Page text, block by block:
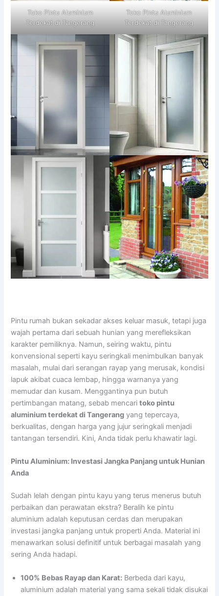
Toko Pintu Aluminium
Terdekat di Tangerang
Toko Pintu Aluminium
Terdekat di Tangerang
Pintu rumah bukan sekadar akses keluar masuk, tetapi juga
wajah pertama dari sebuah hunian yang merefleksikan
karakter pemiliknya. Namun, seiring waktu, pintu
konvensional seperti kayu seringkali menimbulkan banyak
masalah, mulai dari serangan rayap yang merusak, kondisi
lapuk akibat cuaca lembap, hingga warnanya yang
memudar dan kusam. Menggantinya pun butuh
pertimbangan matang, sebab mencaritoko pintu
aluminium terdekat di Tangerang yang tepercaya,
berkualitas, dengan harga yang jujur seringkali menjadi
tantangan tersendiri. Kini, Anda tidak perlu khawatir lagi.
Pintu Aluminium: Investasi Jangka Panjang untuk Hunian
Anda
Sudah lelah dengan pintu kayu yang terus menerus butuh
perbaikan dan perawatan ekstra? Beralih ke pintu
aluminium adalah keputusan cerdas dan merupakan
investasi jangka panjang untuk properti Anda. Material ini
menawarkan solusi definitif untuk berbagai masalah yang
sering Anda hadapi.
100% Bebas Rayap dan Karat: Berbeda dari kayu,
aluminium adalah material yang sama sekali tidak disukai